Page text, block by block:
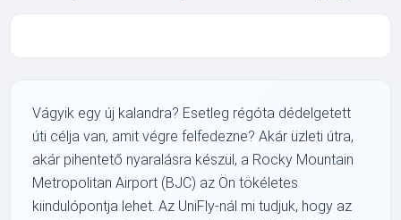
Vágyik egy új kalandra? Esetleg régóta dédelgetett
úti célja van, amit végre felfedezne? Akár üzleti útra,
akár pihentető nyaralásra készül, a Rocky Mountain
Metropolitan Airport (BJC) az Ön tökéletes
kiindulópontja lehet. Az UniFly-nál mi tudjuk, hogy az